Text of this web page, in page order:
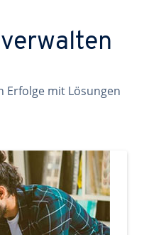
Erfolge mit Lösungen